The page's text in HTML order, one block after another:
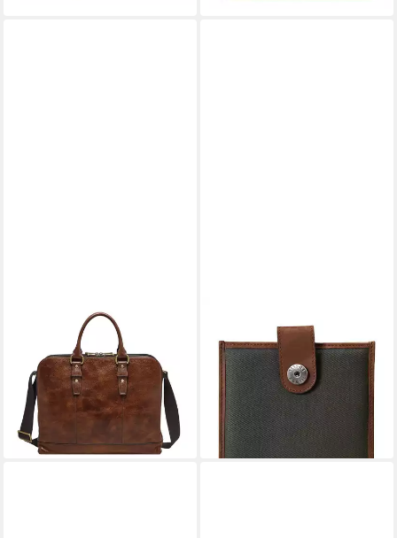
Businesstasche Dillon
159,60 € UVP399,00 €
-60%
lieferbar - in 2-3 Werktagen bei dir
Tablettasche Schutzhülle
Canvas Stoff Textil Braun -
ML1463348
14,95 € 35,64 €
-58%
lieferbar - in 2-3 Werktagen bei dir